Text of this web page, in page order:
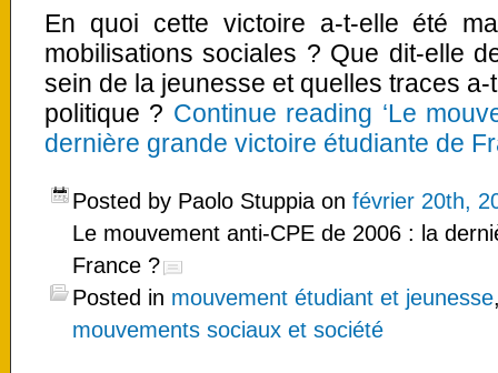
En quoi cette victoire a-t-elle été
mobilisations sociales ? Que dit-elle
sein de la jeunesse et quelles traces
politique ? Continue reading ‘Le
dernière grande victoire étudiante de
Posted by Paolo Stuppia on février 20th,
Le mouvement anti-CPE de 2006 : la
France ?
Posted in mouvement étudiant et jeunesse
mouvements sociaux et société